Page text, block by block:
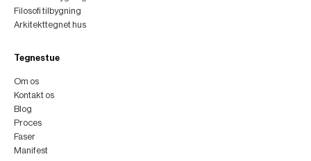
Filosofi tilbygning
Arkitekttegnet hus
Tegnestue
Om os
Kontakt os
Blog
Proces
Faser
Manifest